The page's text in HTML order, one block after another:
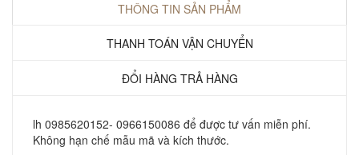
THÔNG TIN SẢN PHẨM
THANH TOÁN VẬN CHUYỂN
ĐỔI HÀNG TRẢ HÀNG
lh 0985620152- 0966150086 để được tư vấn miễn phí.
Không hạn chế mẫu mã và kích thước.